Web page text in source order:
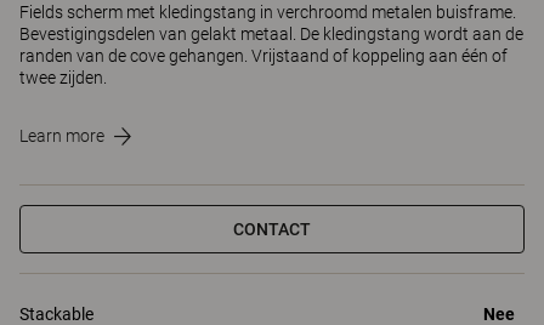
Fields scherm met kledingstang in verchroomd metalen buisframe.
Bevestigingsdelen van gelakt metaal. De kledingstang wordt aan de
randen van de cove gehangen. Vrijstaand of koppeling aan één of
twee zijden.
Learn more
CONTACT
Stackable Nee